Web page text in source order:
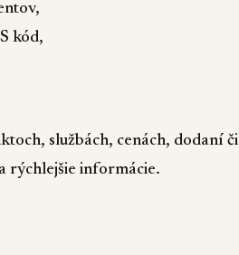
kód,
službách, cenách, dodaní či
rýchlejšie informácie.